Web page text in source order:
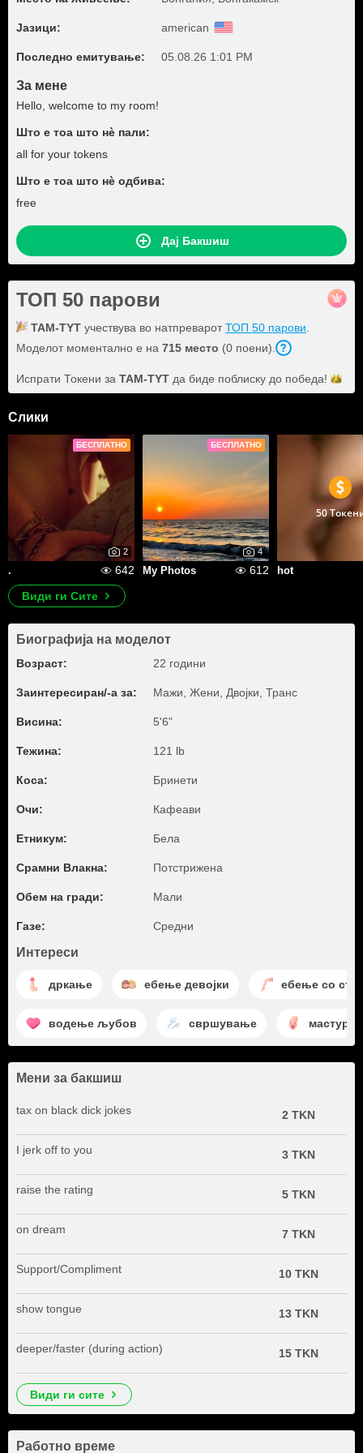
Јазици: american
Последно емитување: 05.08.26 1:01 PM
За мене
Hello, welcome to my room!
Што е тоа што нѐ пали:
all for your tokens
Што е тоа што нѐ одбива:
free
Дај Бакшиш
ТОП 50 парови
TAM-TYT учествува во натпреваротТОП 50 парови
Моделот моментално е на 715 место (0 поени).
Испрати Токени за TAM-TYT да биде поблиску до победа!
Слики
БЕСПЛАТНО
2
. 642
БЕСПЛАТНО
4
My Photos 612
50
hot
Види ги Сите
Биографија на моделот
Возраст: 22 години
Заинтересиран/-а за: Мажи, Жени, Двојки, Транс
Висина: 5'6"
Тежина: 121 lb
Коса: Бринети
Очи: Кафеави
Етникум: Бела
Срамни Влакна: Потстрижена
Обем на гради: Мали
Газе: Средни
Интереси
дркање ебење девојки ебење со
водење љубов свршување
Мени за бакшиш
tax on black dick jokes 2 TKN
I jerk off to you 3 TKN
raise the rating 5 TKN
on dream 7 TKN
Support/Compliment 10 TKN
show tongue 13 TKN
deeper/faster (during action) 15 TKN
види ги сите
Работно време